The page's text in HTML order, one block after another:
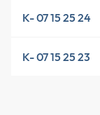
K- 07 15 25 24
K- 07 15 25 23